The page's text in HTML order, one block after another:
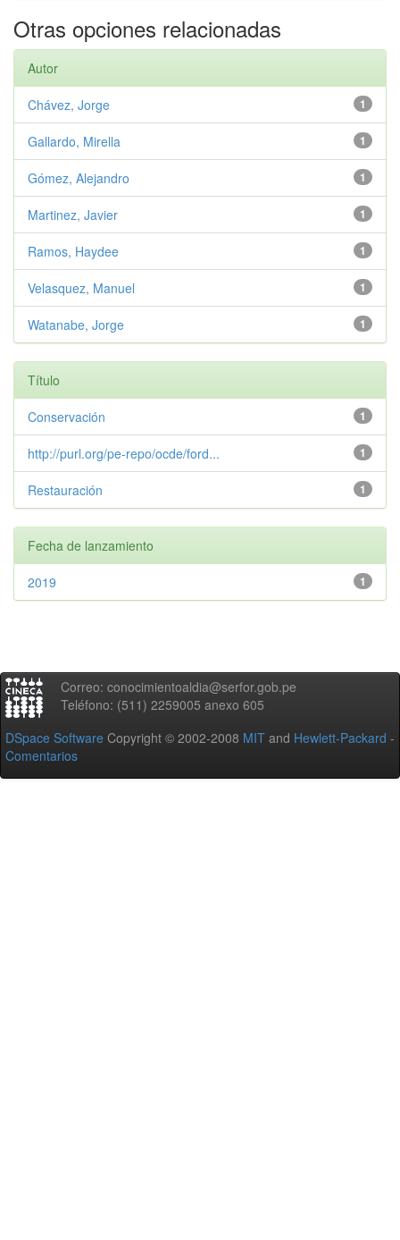
Otras opciones relacionadas
Autor
1
Chávez, Jorge
1
Gallardo, Mirella
1
Gómez, Alejandro
1
Martinez, Javier
1
Ramos, Haydee
1
Velasquez, Manuel
1
Watanabe, Jorge
Título
1
Conservación
1
http://purl.org/pe-repo/ocde/ford...
1
Restauración
Fecha de lanzamiento
1
2019
Correo: conocimientoaldia@serfor.gob.pe
Teléfono: (511) 2259005 anexo 605
DSpace Software Copyright © 2002-2008 MIT and Hewlett-Packard -
Comentarios